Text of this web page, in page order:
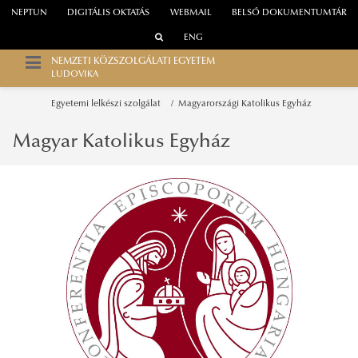
WEBMAIL
NEPTUN DIGITÁLIS OKTATÁS BELSŐ DOKUMENTUMTÁR
ENG
NEMZETI KÖZSZOLGÁLATI EGYETEM
LUDOVIKA
Egyetemi lelkészi szolgálat Magyarországi Katolikus Egyház
Magyar Katolikus Egyház